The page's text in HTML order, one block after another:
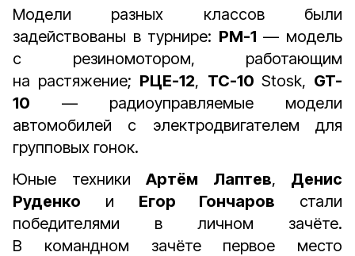
Модели разных классов были
задействованы в турнире: РМ-1 — модель
с резиномотором, работающим
на растяжение; РЦЕ-12, ТС-10 Stosk, GT-
10 — радиоуправляемые модели
автомобилей с электродвигателем для
групповых гонок.
Юные техники Артём Лаптев, Денис
Руденко и Егор Гончаров стали
победителями в личном зачёте.
В командном зачёте первое место